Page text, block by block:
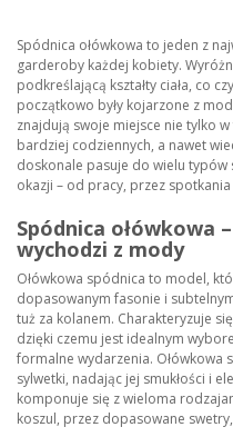
Spódnica ołówkowa to jeden z
garderoby każdej kobiety.
podkreślającą kształty ciała, co
początkowo były kojarzone z
znajdują swoje miejsce nie tylko
bardziej codziennych, a nawet
doskonale pasuje do wielu typów
okazji – od pracy, przez
Spódnica ołówkowa
wychodzi z mody
Ołówkowa spódnica to model,
dopasowanym fasonie i
tuż za kolanem. Charakteryzuje
dzięki czemu jest idealnym
formalne wydarzenia.
sylwetki, nadając jej smukłości i
komponuje się z wieloma
koszul, przez dopasowane